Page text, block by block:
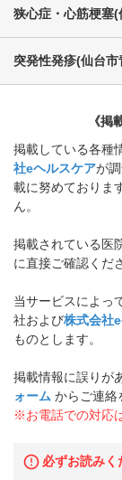
狭心症・心筋梗塞(
突発性発疹(仙台市
《掲
掲載している各種
社eヘルスケアが
載に努めておりま
ん。
掲載されている医
に直接ご確認くだ
当サービスによっ
社および株式会社
ものとします。
掲載情報に誤りが
ォーム からご連絡
※お電話での対応
必ずお読みく